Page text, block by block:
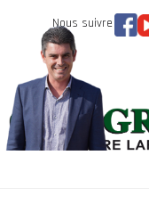
Nous suivre